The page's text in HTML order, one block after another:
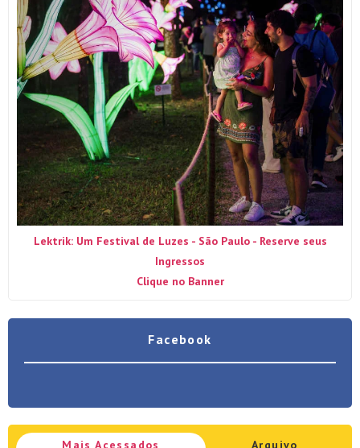
Lektrik: Um Festival de Luzes - São Paulo - Reserve seus
Ingressos
Clique no Banner
Facebook
Mais Acessados Arquivo